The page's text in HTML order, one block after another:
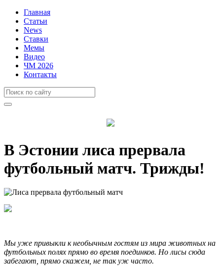
Главная
Статьи
News
Ставки
Мемы
Видео
ЧМ 2026
Контакты
В Эстонии лиса прервала
футбольный матч. Трижды!
Мы уже привыкли к необычным гостям из мира животных на
футбольных полях прямо во время поединков. Но лисы сюда
забегают, прямо скажем, не так уж часто.